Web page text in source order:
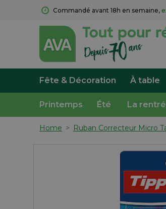
Commandé avant 18h en semaine,
Fête & Décoration À table
Printemps Été La
Home > Ruban Correcteur Micro